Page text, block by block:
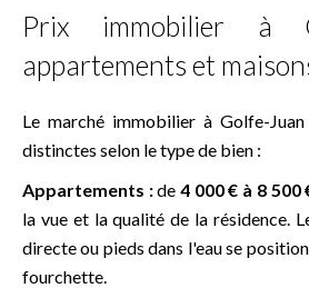
Prix immobilier à
appartements et
Le marché immobilier à Golfe-
distinctes selon le type de bien :
Appartements :de4 000 € à 8 500
la vue et la qualité de la résidence.
directe ou pieds dans l'eau se
fourchette.